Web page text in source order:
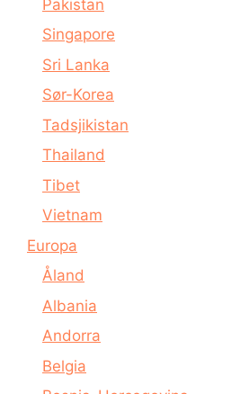
Pakistan
Singapore
Sri Lanka
Sør-Korea
Tadsjikistan
Thailand
Tibet
Vietnam
Europa
Åland
Albania
Andorra
Belgia